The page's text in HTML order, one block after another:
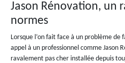
Jason Rénovation, un
normes
Lorsque l’on fait face à un problème
appel à un professionnel comme Jason
ravalement pas cher installée depuis